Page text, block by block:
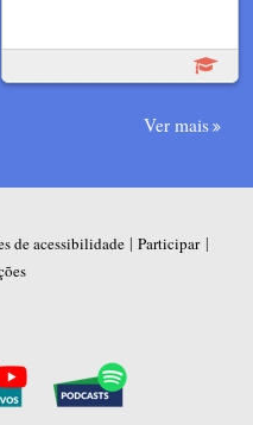
Ver mais
de acessibilidade| Participar|